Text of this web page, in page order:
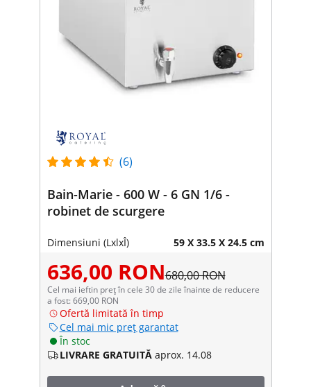
(6)
Bain-Marie - 600 W - 6 GN 1/6 -
robinet de scurgere
Dimensiuni (LxlxÎ) 59 X 33.5 X 24.5 cm
636,00 RON680,00 RON
Cel mai ieftin preț în cele 30 de zile înainte de reducere
a fost: 669,00 RON
Ofertă limitată în timp
Cel mai mic preț garantat
În stoc
LIVRARE GRATUITĂ aprox. 14.08